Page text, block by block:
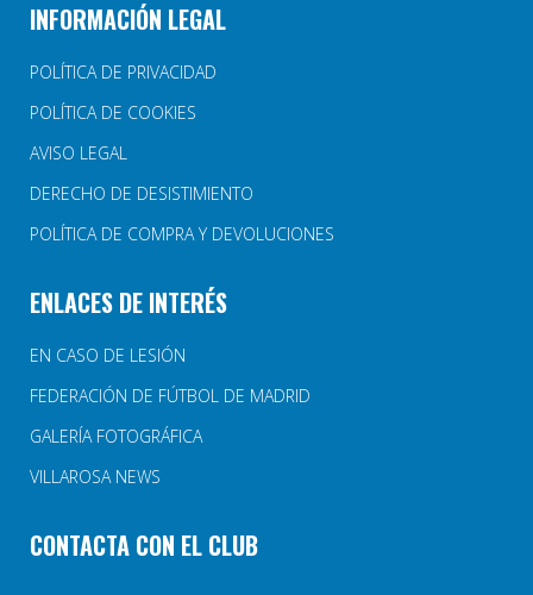
INFORMACIÓN LEGAL
POLÍTICA DE PRIVACIDAD
POLÍTICA DE COOKIES
AVISO LEGAL
DERECHO DE DESISTIMIENTO
POLÍTICA DE COMPRA Y DEVOLUCIONES
ENLACES DE INTERÉS
EN CASO DE LESIÓN
FEDERACIÓN DE FÚTBOL DE MADRID
GALERÍA FOTOGRÁFICA
VILLAROSA NEWS
CONTACTA CON EL CLUB